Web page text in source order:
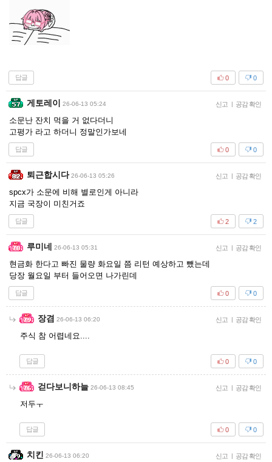
답글 0
0
게토레이 26-06-13 05:24 신고 | 공감 확인
소문난 잔치 먹을 거 없다더니
고평가 라고 하더니 정말인가보네
답글 0
0
퇴근합시다 26-06-13 05:26 신고 | 공감 확인
spcx가 소문에 비해 별로인게 아니라
지금 국장이 미친거죠
답글 2
2
루미네 26-06-13 05:31 신고 | 공감 확인
현금화 한다고 빠진 물량 화요일 쯤 리턴 예상하고 뺐는데
당장 월요일 부터 들어오면 나가린데
답글 0
0
장겸 26-06-13 06:20 신고 | 공감 확인
주식 참 어렵네요....
답글 0
0
걷다보니하늘 26-06-13 08:45 신고 | 공감 확인
저두ㅜ
답글 0
0
치킨 26-06-13 06:20 신고 | 공감 확인